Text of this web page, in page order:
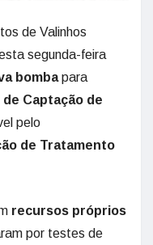
de Valinhos
segunda-feira
bombapara
de Captação de
pelo
de Tratamento
recursos próprios
por testes de